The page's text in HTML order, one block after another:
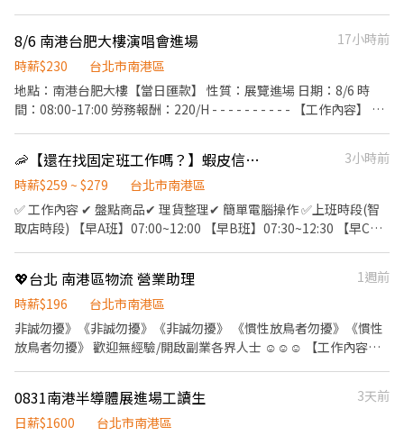
元 服裝：黑色上衣(無大LOGO)+深色長褲(不破)+包鞋 備註：
-8/21(五)前匯款，非中國信託者將扣15元手續費 -休息時間將依照
活動現場安排為主 -報名不表示錄取，錄取者會主動聯繫 -超過8小
時依勞基法規定加班加成
8/6 南港台肥大樓演唱會進場
17小時前
時薪$230
台北市南港區
地點：南港台肥大樓【當日匯款】 性質：展覽進場 日期：8/6 時
間：08:00-17:00 勞務報酬：220/H - - - - - - - - - - 【工作內容】 •
布鞋、工作手套。 📌 工作時間依照現場狀況調整，可能提早或延後
結束，須可配合現場異動，依照實際時間計薪 （勞務報酬220/hr，
用餐休息1小時不計薪/供餐） ⚠️本次工作仍須視業主最終需求及現
場狀況調整，如因業主取消、天候、不可歸責於本公司之因素導致
班別取消，本公司保留調整或取消班別之權利
🦐【還在找固定班工作嗎？】蝦皮信義區智取門市招募中｜友善環境・穩定收入✨
3小時前
時薪$259 ~ $279
台北市南港區
✅ 工作內容 ✔ 盤點商品✔ 理貨整理✔ 簡單電腦操作 ✅上班時段(智
取店時段) 【早A班】07:00~12:00 【早B班】07:30~12:30 【早C
23:30~03:30 【假日早班】07:00-12:00 【假日晚班】17:30-23:30
智取店工作地點： 信義中全 虎林街.號 信義景聯 吳興街.號 信義松山
松山路.號 信義嘉興 嘉興街.號 信義忠孝 忠孝東路五段.號 信義象山
信義路六段.號1樓 信義吳興二吳興街.號1樓 -------------------------
---------------- ✅上班時段(有人店時段) 【早班】11:00-17:30 【晚
人店工作地點： 信義虎林店 虎林街.號1樓 信義吳興店 吳興街.號1樓
✅ 應徵方式: 請截圖此職缺資訊，並提供以下資料，方便我們盡快為
💖台北 南港區物流 營業助理
1週前
時薪$196
台北市南港區
非誠勿擾》《非誠勿擾》《非誠勿擾》 《慣性放鳥者勿擾》《慣性
放鳥者勿擾》 歡迎無經驗/開啟副業各界人士 ☺☺☺ 【工作內容】
0831南港半導體展進場工讀生
3天前
日薪$1600
台北市南港區